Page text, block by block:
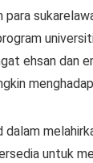
ehsan dan
untuk